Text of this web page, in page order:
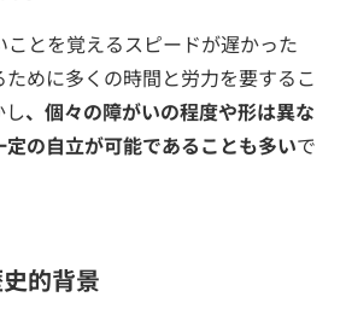
ことを覚えるスピードが遅かった
ために多くの時間と労力を要するこ
し、個々の障がいの程度や形は異な
定の自立が可能であることも多いで
的背景